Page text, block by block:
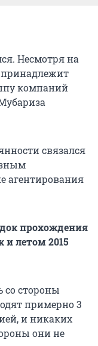
Несмотря на
принадлежит
компаний
связался
агентирования
прохождения
и летом 2015
со стороны
примерно 3
и никаких
они не